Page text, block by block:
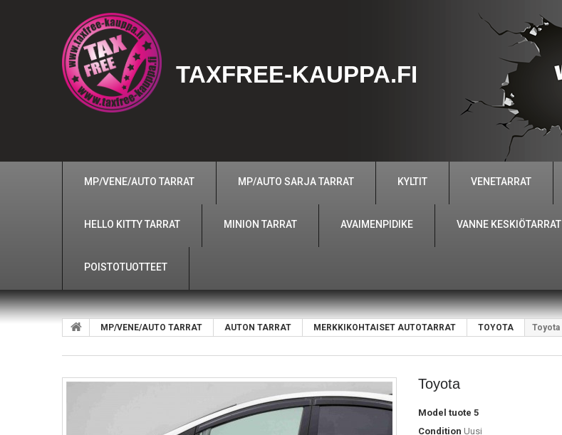
TAXFREE-KAUPPA.FI
MP/VENE/AUTO TARRAT MP/AUTO SARJA TARRAT KYLTIT VENETARRAT
HELLO KITTY TARRAT MINION TARRAT AVAIMENPIDIKE VANNE KESKIÖTARRAT
POISTOTUOTTEET
MP/VENE/AUTO TARRAT AUTON TARRAT MERKKIKOHTAISET AUTOTARRAT TOYOTA Toyota
Toyota
Model tuote 5
Condition Uusi